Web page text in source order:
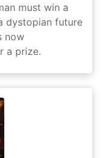
must win a
dystopian future
now
a prize.